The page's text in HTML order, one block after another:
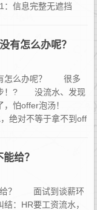
信息完整无遮挡
有怎么办呢？
怎么办呢？ 很多
步！? 没流水、发现
了，怕offer泡汤！
绝对不等于拿不到off
给？
给？ 面试到谈薪环
：HR要工资流水，